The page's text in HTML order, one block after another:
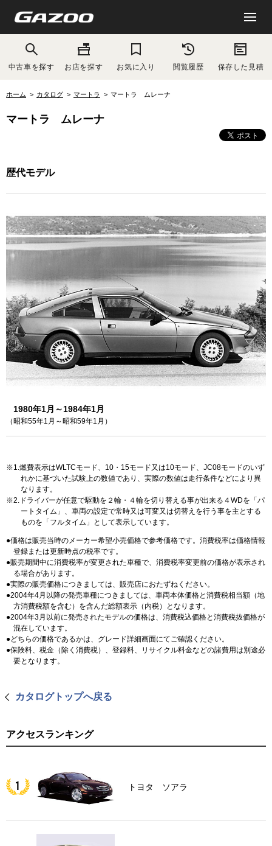
中古車を探す お店を探す お気に入り 閲覧履歴 保存した見積
ホーム カタログ マートラ マートラ ムレーナ
マートラ ムレーナ
歴代モデル
1980年1月～1984年1月
（昭和55年1月～昭和59年1月）
1.燃費表示はWLTCモード、10・15モード又は10モード、JC08モードのいず
れかに基づいた試験上の数値であり、実際の数値は走行条件などにより異
なります。
2.ドライバーが任意で駆動を２輪・４輪を切り替える事が出来る４WDを「パ
ートタイム」、車両の設定で常時又は可変又は切替えを行う事を主とする
ものを「フルタイム」として表示しています。
価格は販売当時のメーカー希望小売価格で参考価格です。消費税率は価格情報
登録または更新時点の税率です。
販売期間中に消費税率が変更された車種で、消費税率変更前の価格が表示され
る場合があります。
実際の販売価格につきましては、販売店におたずねください。
2004年4月以降の発売車種につきましては、車両本体価格と消費税相当額（地
方消費税額を含む）を含んだ総額表示（内税）となります。
2004年3月以前に発売されたモデルの価格は、消費税込価格と消費税抜価格が
混在しています。
どちらの価格であるかは、グレード詳細画面にてご確認ください。
保険料、税金（除く消費税）、登録料、リサイクル料金などの諸費用は別途必
要となります。
カタログトップへ戻る
アクセスランキング
トヨタ ソアラ